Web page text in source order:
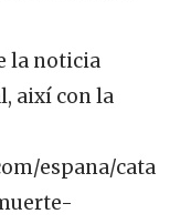
la noticia
així con la
espana/cata